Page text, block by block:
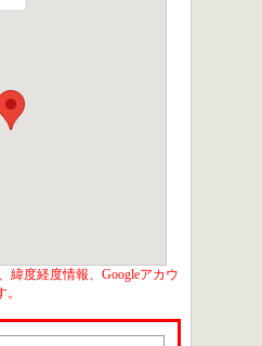
緯度経度情報、Googleアカウ